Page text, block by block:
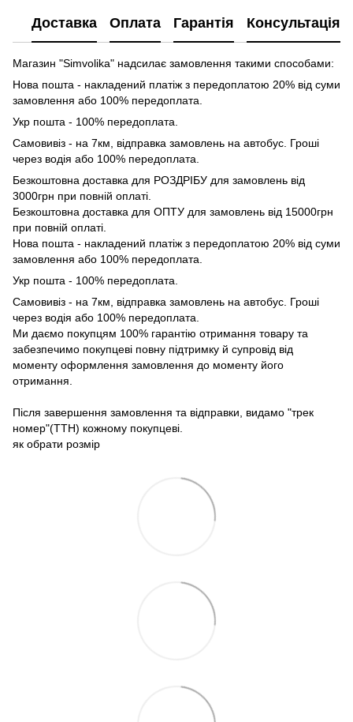
Доставка Оплата Гарантія Консультація
Магазин "Simvolika" надсилає замовлення такими способами:
Нова пошта - накладений платіж з передоплатою 20% від суми
замовлення або 100% передоплата.
Укр пошта - 100% передоплата.
Самовивіз - на 7км, відправка замовлень на автобус. Гроші
через водія або 100% передоплата.
Безкоштовна доставка для РОЗДРІБУ для замовлень від
3000грн при повній оплаті.
Безкоштовна доставка для ОПТУ для замовлень від 15000грн
при повній оплаті.
Нова пошта - накладений платіж з передоплатою 20% від суми
замовлення або 100% передоплата.
Укр пошта - 100% передоплата.
Самовивіз - на 7км, відправка замовлень на автобус. Гроші
через водія або 100% передоплата.
Ми даємо покупцям 100% гарантію отримання товару та
забезпечимо покупцеві повну підтримку й супровід від
моменту оформлення замовлення до моменту його
отримання.
Після завершення замовлення та відправки, видамо "трек
номер"(ТТН) кожному покупцеві.
як обрати розмір